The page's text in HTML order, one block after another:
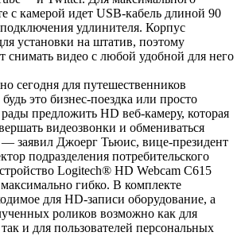
с камерой идет USB-кабель длиной 90
удлинителя. Корпус
установки на штатив, поэтому
снимать видео с любой удобной для него
сегодня для путешественников
будь это бизнес-поездка или просто
предложить HD веб-камеру, которая
видеозвонки и обмениваться
заявил Джоерг Тьюис, вице-президент
подразделения потребительского
Logitech® HD Webcam C615
гибко. В комплекте
для HD-записи оборудование, а
роликов возможно как для
и для пользователей персональных